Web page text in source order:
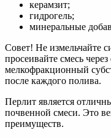
керамзит;
гидрогель;
минеральные
Совет! Не измельчайте
просеивайте смесь
мелкофракционный
после каждого полива.
Перлит является
почвенной смеси. Это
преимуществ.